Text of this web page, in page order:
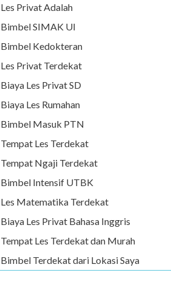
Les Privat Adalah
Bimbel SIMAK UI
Bimbel Kedokteran
Les Privat Terdekat
Biaya Les Privat SD
Biaya Les Rumahan
Bimbel Masuk PTN
Tempat Les Terdekat
Tempat Ngaji Terdekat
Bimbel Intensif UTBK
Les Matematika Terdekat
Biaya Les Privat Bahasa Inggris
Tempat Les Terdekat dan Murah
Bimbel Terdekat dari Lokasi Saya